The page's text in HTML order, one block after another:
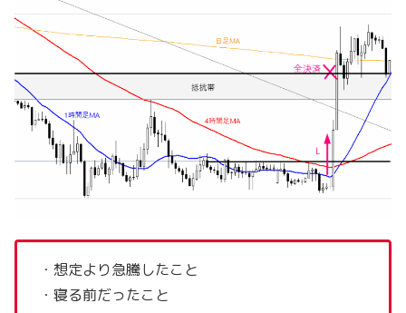
・想定より急騰したこと
・寝る前だったこと